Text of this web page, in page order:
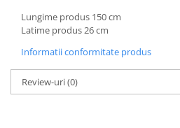
Lungime produs 150 cm
Latime produs 26 cm
Informatii conformitate produs
Review-uri(0)